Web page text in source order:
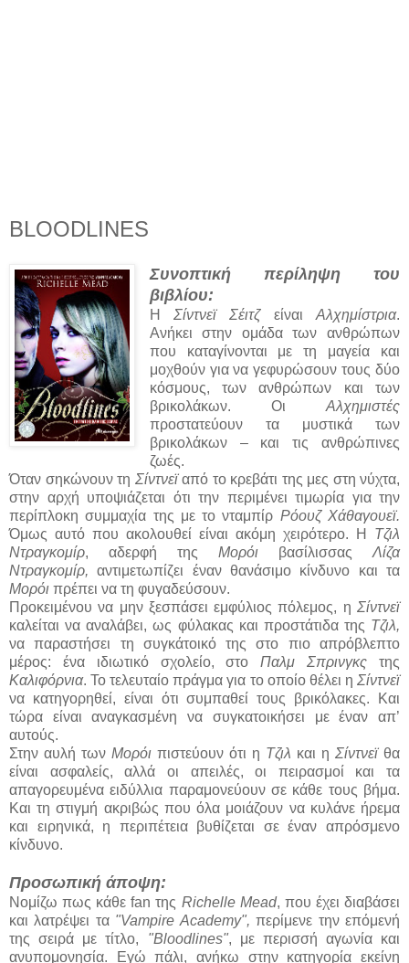
BLOODLINES
Συνοπτική περίληψη του
βιβλίου:
ΗΣίντνεϊ Σέιτζ είναιΑλχημίστρια.
Ανήκει στην ομάδα των ανθρώπων
που καταγίνονται με τη μαγεία και
μοχθούν για να γεφυρώσουν τους δύο
κόσμους, των ανθρώπων και των
βρικολάκων. Οι Αλχημιστές
προστατεύουν τα μυστικά των
βρικολάκων – και τις ανθρώπινες
ζωές.
Όταν σηκώνουν τη Σίντνεϊαπό το κρεβάτι της μες στη νύχτα,
στην αρχή υποψιάζεται ότι την περιμένει τιμωρία για την
περίπλοκη συμμαχία της με το νταμπίρ Ρόουζ Χάθαγουεϊ.
Όμως αυτό που ακολουθεί είναι ακόμη χειρότερο. Η Τζιλ
Ντραγκομίρ, αδερφή της Μορόι βασίλισσας Λίζα
Ντραγκομίρ, αντιμετωπίζει έναν θανάσιμο κίνδυνο και τα
Μορόι πρέπει να τη φυγαδεύσουν.
Προκειμένου να μην ξεσπάσει εμφύλιος πόλεμος, η Σίντνεϊ
καλείται να αναλάβει, ως φύλακας και προστάτιδα της Τζιλ,
να παραστήσει τη συγκάτοικό της στο πιο απρόβλεπτο
μέρος: ένα ιδιωτικό σχολείο, στοΠαλμ Σπρινγκς της
Καλιφόρνια. Το τελευταίο πράγμα για το οποίο θέλει η Σίντνεϊ
να κατηγορηθεί, είναι ότι συμπαθεί τους βρικόλακες. Και
τώρα είναι αναγκασμένη να συγκατοικήσει με έναν απ’
αυτούς.
Στην αυλή των Μορόι πιστεύουν ότι η Τζιλ και η Σίντνεϊθα
είναι ασφαλείς, αλλά οι απειλές, οι πειρασμοί και τα
απαγορευμένα ειδύλλια παραμονεύουν σε κάθε τους βήμα.
Και τη στιγμή ακριβώς που όλα μοιάζουν να κυλάνε ήρεμα
και ειρηνικά, η περιπέτεια βυθίζεται σε έναν απρόσμενο
κίνδυνο.
Προσωπική άποψη:
Νομίζω πως κάθε fan της Richelle Mead, που έχει διαβάσει
και λατρέψει τα "Vampire Academy",περίμενε την επόμενή
της σειρά με τίτλο, "Bloodlines", με περισσή αγωνία και
ανυπομονησία. Εγώ πάλι, ανήκω στην κατηγορία εκείνη